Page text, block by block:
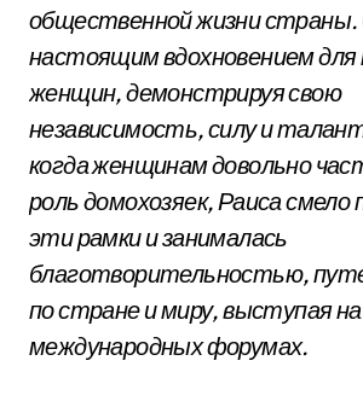
общественной жизни
настоящим вдохновением для
женщин, демонстрируя свою
независимость, силу и
когда женщинам довольно
роль домохозяек, Раиса смело
эти рамки и занималась
благотворительностью,
по стране и миру, выступая на
международных форумах.